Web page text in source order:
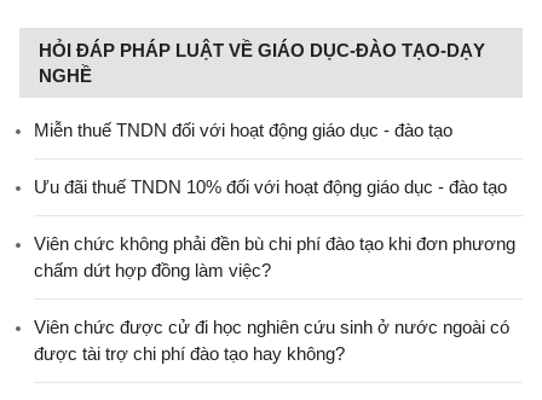
HỎI ĐÁP PHÁP LUẬT VỀ GIÁO DỤC-ĐÀO TẠO-DẠY
NGHỀ
Miễn thuế TNDN đối với hoạt động giáo dục - đào tạo
Ưu đãi thuế TNDN 10% đối với hoạt động giáo dục - đào tạo
Viên chức không phải đền bù chi phí đào tạo khi đơn phương
chấm dứt hợp đồng làm việc?
Viên chức được cử đi học nghiên cứu sinh ở nước ngoài có
được tài trợ chi phí đào tạo hay không?